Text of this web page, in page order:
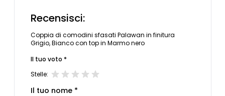
Recensisci:
Coppia di comodini sfasati Palawan in finitura
Grigio, Bianco con top in Marmo nero
Il tuo voto *
Stelle:
Il tuo nome *